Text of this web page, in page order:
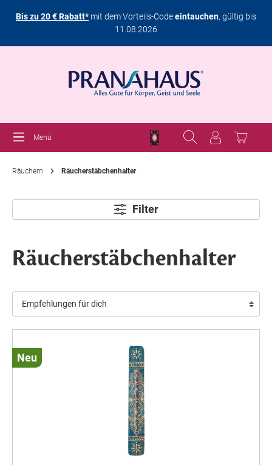
Bis zu 20 € Rabatt*mit dem Vorteils-Codeeintauchen, gültig bis
11.08.2026
Menü
Räuchern Räucherstäbchenhalter
Filter
Räucherstäbchenhalter
Neu